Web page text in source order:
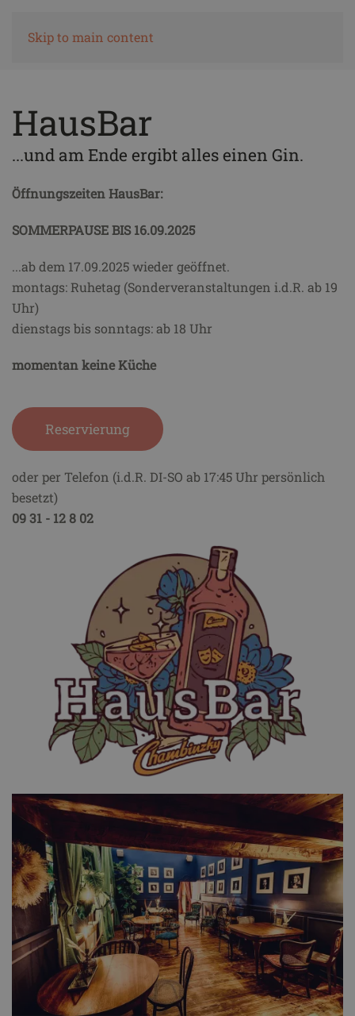
Skip to main content
HausBar
...und am Ende ergibt alles einen Gin.
Öffnungszeiten HausBar:
SOMMERPAUSE BIS 16.09.2025
...ab dem 17.09.2025 wieder geöffnet.
montags: Ruhetag (Sonderveranstaltungen i.d.R. ab 19
Uhr)
dienstags bis sonntags: ab 18 Uhr
momentan keine Küche
Reservierung
oder per Telefon (i.d.R. DI-SO ab 17:45 Uhr persönlich
besetzt)
09 31 - 12 8 02